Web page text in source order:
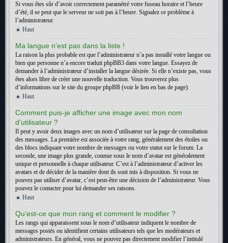
Si vous êtes sûr d’avoir correctement paramétré votre fuseau horaire et l’heure
d’été, il se peut que le serveur ne soit pas à l’heure. Signalez ce problème à
l’administrateur.
Haut
Ma langue n’est pas dans la liste !
La raison la plus probable est que l’administrateur n’a pas installé votre langue ou
bien que personne n’a encore traduit phpBB3 dans votre langue. Essayez de
demander à l’administrateur d’installer la langue désirée. Si elle n’existe pas, vous
êtes alors libre de créer une nouvelle traduction. Vous trouverez plus
d’informations sur le site du groupe phpBB (voir le lien en bas de page).
Haut
Comment puis-je afficher une image avec mon nom
d’utilisateur ?
Il peut y avoir deux images avec un nom d’utilisateur sur la page de consultation
des messages. La première est associée à votre rang, généralement des étoiles ou
des blocs indiquant votre nombre de messages ou votre statut sur le forum. La
seconde, une image plus grande, connue sous le nom d’avatar est généralement
unique et personnelle à chaque utilisateur. C’est à l’administrateur d’activer les
avatars et de décider de la manière dont ils sont mis à disposition. Si vous ne
pouvez pas utiliser d’avatar, c’est peut-être une décision de l’administrateur. Vous
pouvez le contacter pour lui demander ses raisons.
Haut
Qu’est-ce que mon rang et comment le modifier ?
Les rangs qui apparaissent sous le nom d’utilisateur indiquent le nombre de
messages postés ou identifient certains utilisateurs tels que les modérateurs et
administrateurs. En général, vous ne pouvez pas directement modifier l’intitulé